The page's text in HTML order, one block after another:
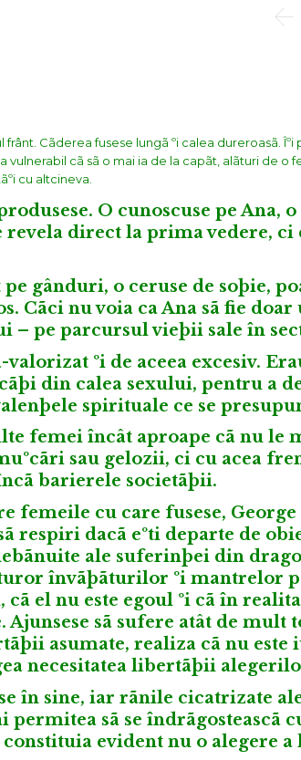

Cãderea fusese lungã ºi calea dureroasã.
vulnerabil cã sã o mai ia de la capãt, alãturi de o
cu altcineva.
O cunoscuse pe Ana,
revela direct la prima vedere,
gânduri, o ceruse de soþie,
Cãci nu voia ca Ana sã fie
– pe parcursul vieþii sale în
valorizat ºi de aceea excesiv.
din calea sexului, pentru a
spirituale ce se
femei încât aproape cã nu
sau gelozii, ci cu acea
barierele societãþii.
femeile cu care fusese,
respiri dacã eºti departe de
ale suferinþei din
învãþãturilor ºi mantrelor
el nu este egoul ºi cã în
Ajunsese sã sufere atât de
asumate, realiza cã nu este
necesitatea libertãþii
în sine, iar rãnile cicatrizate
permitea sã se îndrãgosteascã
constituia evident nu o alegere